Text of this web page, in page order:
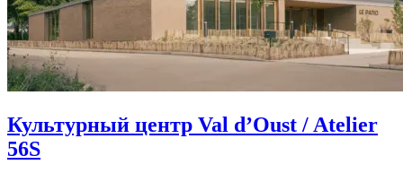
Культурный центр Val d’Oust / Atelier
56S